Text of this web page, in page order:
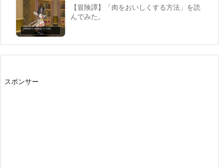
【冒険譚】「肉をおいしくする方法」を読
んでみた。
スポンサー